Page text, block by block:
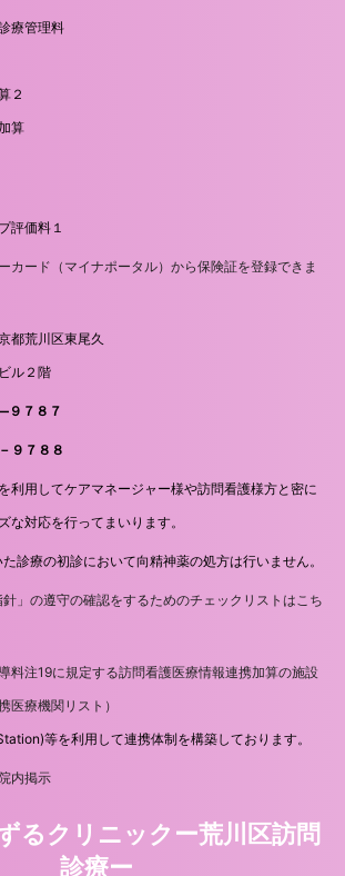
療管理料
２
算
評価料１
カード（マイナポータル）から保険証を登録できま
都荒川区東尾久
ル２階
９７８７
９７８８
利用してケアマネージャー様や訪問看護様方と密に
な対応を行ってまいります。
診療の初診において向精神薬の処方は行いません。
」の遵守の確認をするためのチェックリストはこち
料注19に規定する訪問看護医療情報連携加算の施設
医療機関リスト）
等を利用して連携体制を構築しております。
内掲示
るクリニックー荒川区訪問
診療ー